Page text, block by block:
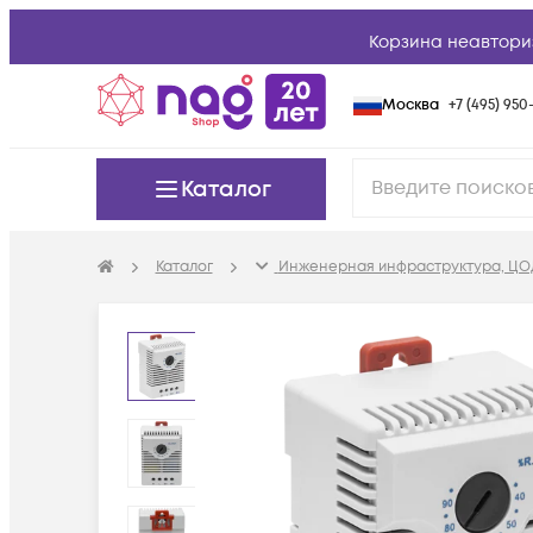
Корзина
Москва +7 (495) 950-
Каталог
Каталог Инженерная инфраструктура,